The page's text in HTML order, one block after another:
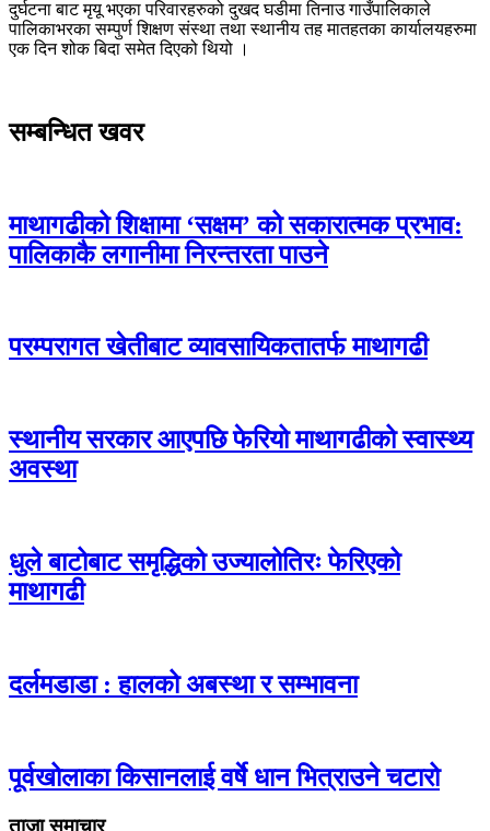
दुर्घटना बाट मृयू भएका परिवारहरुको दुखद घडीमा तिनाउ गाउँपालिकाले
पालिकाभरका सम्पुर्ण शिक्षण संस्था तथा स्थानीय तह मातहतका कार्यालयहरुमा
एक दिन शोक बिदा समेत दिएको थियो ।
सम्बन्धित खवर
माथागढीको शिक्षामा ‘सक्षम’ को सकारात्मक प्रभाव:
पालिकाकै लगानीमा निरन्तरता पाउने
परम्परागत खेतीबाट व्यावसायिकतातर्फ माथागढी
स्थानीय सरकार आएपछि फेरियो माथागढीको स्वास्थ्य
अवस्था
धुले बाटोबाट समृद्धिको उज्यालोतिरः फेरिएको
माथागढी
दर्लमडाडा : हालको अबस्था र सम्भावना
पूर्वखोलाका किसानलाई वर्षे धान भित्राउने चटारो
ताजा समाचार